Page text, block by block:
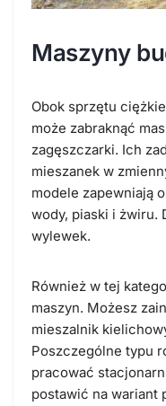
Maszyny
Obok sprzętu
może zabraknąć
zagęszczarki. Ich
mieszanek w
modele zapewniają
wody, piaski i żwiru.
wylewek.
Również w tej
maszyn. Możesz
mieszalnik
Poszczególne typu
pracować
postawić na wariant